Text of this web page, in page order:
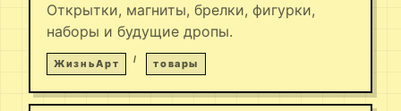
Открытки, магниты, брелки, фигурки,
наборы и будущие дропы.
ЖизньАрт товары